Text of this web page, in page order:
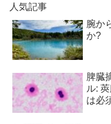
人気記事
腕か
か?
脾臓
ル:
は必